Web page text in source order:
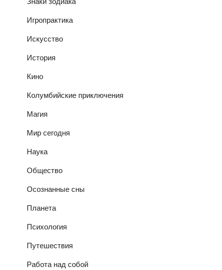
Игропрактика
Искусство
История
Кино
Колумбийские приключения
Магия
Мир сегодня
Наука
Общество
Осознанные сны
Планета
Психология
Путешествия
Работа над собой